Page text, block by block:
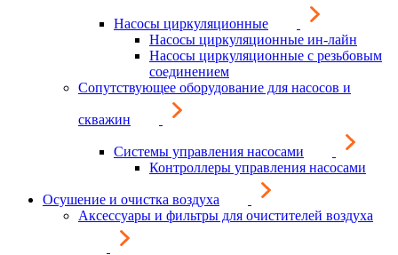
Насосы циркуляционные
Насосы циркуляционные ин-лайн
Насосы циркуляционные с резьбовым
соединением
Сопутствующее оборудование для насосов и
скважин
Системы управления насосами
Контроллеры управления насосами
Осушение и очистка воздуха
Аксессуары и фильтры для очистителей воздуха